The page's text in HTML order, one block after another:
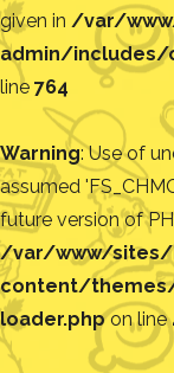
given in /var/
admin/includes/
line 764
Warning: Use of
assumed
future version of
/var/www/sites/
content/
loader.phpon line